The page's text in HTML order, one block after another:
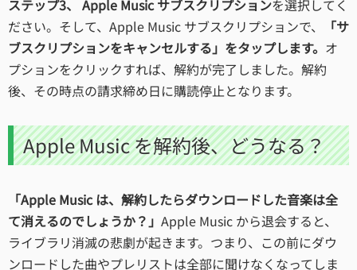
ステップ3、 Apple Music サブスクリプションを選択してく
ださい。そして、Apple Music サブスクリプションで、
「サ
ブスクリプションをキャンセルする」をタップします。 オ
プションをクリックすれば、解約が完了しました。解約
後、その時点の請求締め日に購読停止となります。
Apple Music を解約後、どうなる？
「Apple Music は、解約したらダウンロードした音楽は全
て消えるのでしょうか？」 Apple Music から退会すると、
ライブラリ消滅の悲劇が起きます。つまり、この前にダウ
ンロードした曲やプレリストは全部に聞けなくなってしま